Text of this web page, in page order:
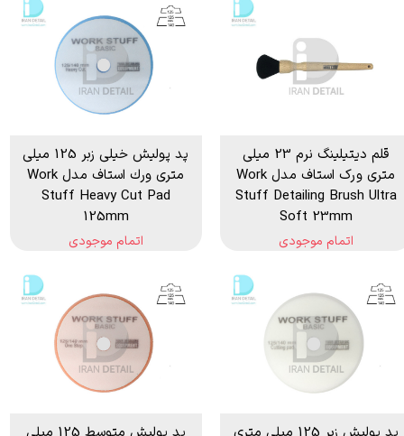
قلم دیتیلینگ نرم 23 میلی
متری ورک استاف مدل Work
Stuff Detailing Brush Ultra
Soft 23mm
اتمام موجودی
پد پولیش خیلی زبر 125 میلی
متری ورك استاف مدل Work
Stuff Heavy Cut Pad
125mm
اتمام موجودی